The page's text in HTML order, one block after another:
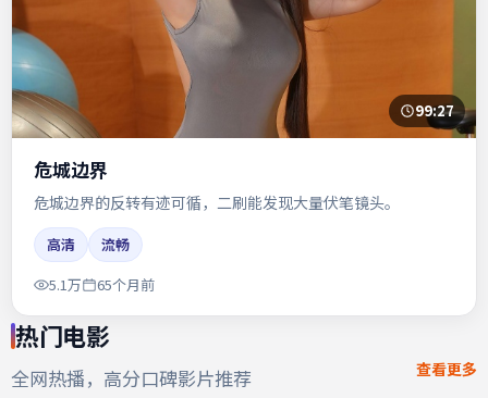
99:27
危城边界
危城边界的反转有迹可循，二刷能发现大量伏笔镜头。
高清
流畅
5.1万
65个月前
热门电影
全网热播，高分口碑影片推荐 查看更多